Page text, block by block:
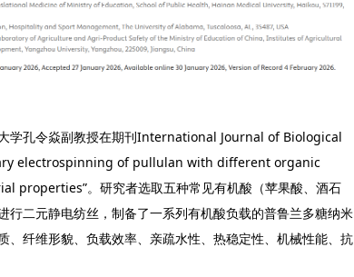
学孔令焱副教授在期刊International Journal of Biological
electrospinning of pullulan with different organic
。研究者选取五种常见有机酸（苹果酸、酒石
行二元静电纺丝，制备了一系列有机酸负载的普鲁兰多糖纳米
、纤维形貌、负载效率、亲疏水性、热稳定性、机械性能、抗